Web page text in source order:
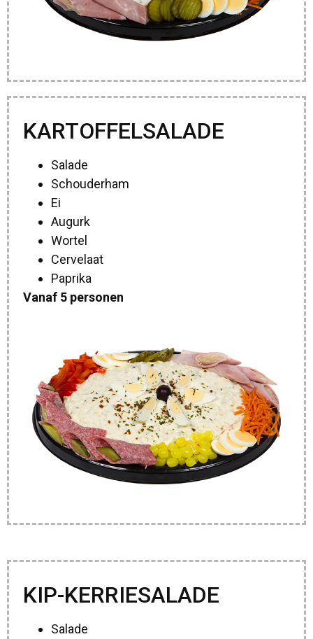
KARTOFFELSALADE
Salade
Schouderham
Ei
Augurk
Wortel
Cervelaat
Paprika
Vanaf 5 personen
KIP-KERRIESALADE
Salade